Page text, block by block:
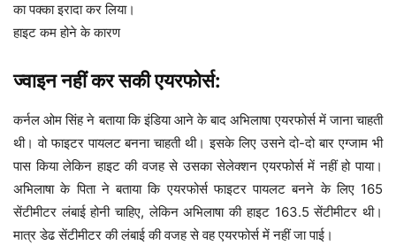
का पक्का इरादा कर लिया।
हाइट कम होने के कारण
ज्वाइन नहीं कर सकी एयरफोर्स:
कर्नल ओम सिंह ने बताया कि इंडिया आने के बाद अभिलाषा एयरफोर्स में जाना चाहती
थी। वो फाइटर पायलट बनना चाहती थी। इसके लिए उसने दो-दो बार एग्जाम भी
पास किया लेकिन हाइट की वजह से उसका सेलेक्शन एयरफोर्स में नहीं हो पाया।
अभिलाषा के पिता ने बताया कि एयरफोर्स फाइटर पायलट बनने के लिए 165
सेंटीमीटर लंबाई होनी चाहिए, लेकिन अभिलाषा की हाइट 163.5 सेंटीमीटर थी।
मात्र डेढ सेंटीमीटर की लंबाई की वजह से वह एयरफोर्स में नहीं जा पाई।